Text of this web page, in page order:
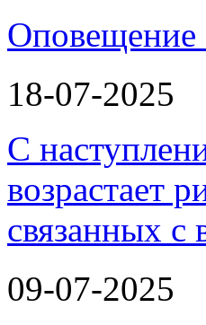
Оповещение
18-07-2025
С
возрастает
связанных
09-07-2025